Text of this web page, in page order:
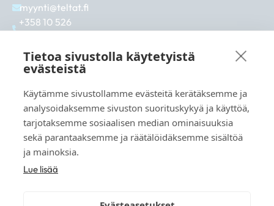
myynti@teltat.fi
+358 10 526
F
a
c
b
o
o
k
I
n
s
a
g
r
a
m
L
i
n
e
d
i
n
Katso myös:
markkina.net
grillikeskus.fi
Tietoa sivustolla käytetyistä
evästeistä
Käytämme sivustollamme evästeitä kerätäksemme ja
analysoidaksemme sivuston suorituskykyä ja käyttöä,
tarjotaksemme sosiaalisen median ominaisuuksia
sekä parantaaksemme ja räätälöidäksemme sisältöä
ja mainoksia.
Lue lisää